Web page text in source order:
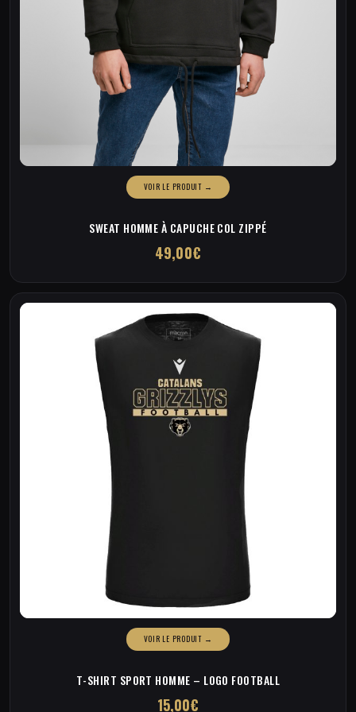
SWEAT HOMME À CAPUCHE COL ZIPPÉ
€
49,00
produit
a
plusieurs
variations.
Les
options
être
choisies
sur
la
page
du
produit
T-SHIRT SPORT HOMME – LOGO FOOTBALL
€
15,00